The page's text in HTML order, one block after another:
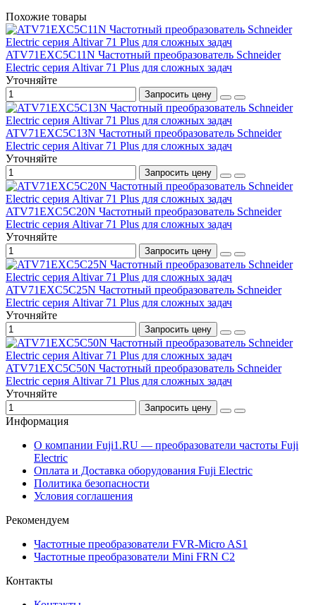
Похожие товары
ATV71EXC5C11N Частотный преобразователь Schneider
Electric серия Altivar 71 Plus для сложных задач
Уточняйте
Запросить цену
ATV71EXC5C13N Частотный преобразователь Schneider
Electric серия Altivar 71 Plus для сложных задач
Уточняйте
Запросить цену
ATV71EXC5C20N Частотный преобразователь Schneider
Electric серия Altivar 71 Plus для сложных задач
Уточняйте
Запросить цену
ATV71EXC5C25N Частотный преобразователь Schneider
Electric серия Altivar 71 Plus для сложных задач
Уточняйте
Запросить цену
ATV71EXC5C50N Частотный преобразователь Schneider
Electric серия Altivar 71 Plus для сложных задач
Уточняйте
Запросить цену
Информация
О компании Fuji1.RU — преобразователи частоты Fuji
Electric
Оплата и Доставка оборудования Fuji Electric
Политика безопасности
Условия соглашения
Рекомендуем
Частотные преобразователи FVR-Micro AS1
Частотные преобразователи Mini FRN C2
Контакты